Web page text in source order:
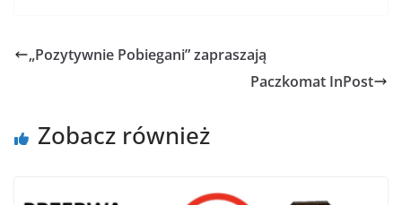
„Pozytywnie Pobiegani” zapraszają
Paczkomat InPost
Zobacz również